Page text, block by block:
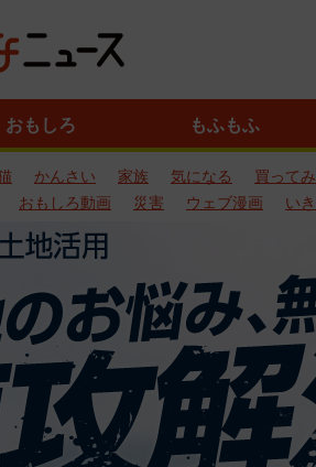
おもしろ もふもふ
かんさい 家族 気になる 買って
おもしろ動画 災害 ウェブ漫画 い